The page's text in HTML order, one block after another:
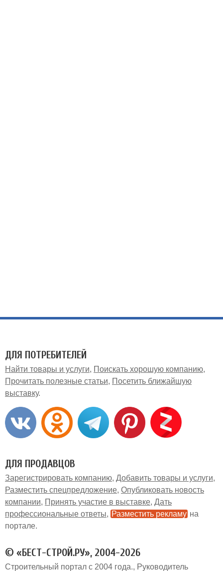
ДЛЯ ПОТРЕБИТЕЛЕЙ
Найти товары и услуги
Поискать хорошую компанию
Прочитать полезные статьи
Посетить ближайшую
выставку
ДЛЯ ПРОДАВЦОВ
Зарегистрировать компанию Добавить товары и услуги
Разместить спецпредложение Опубликовать новость
компании
Принять участие в выставке Дать
профессиональные ответы
Разместить рекламу на
портале
© «БЕСТ-СТРОЙ.РУ», 2004-2026
Строительный портал с 2004 года. Руководитель